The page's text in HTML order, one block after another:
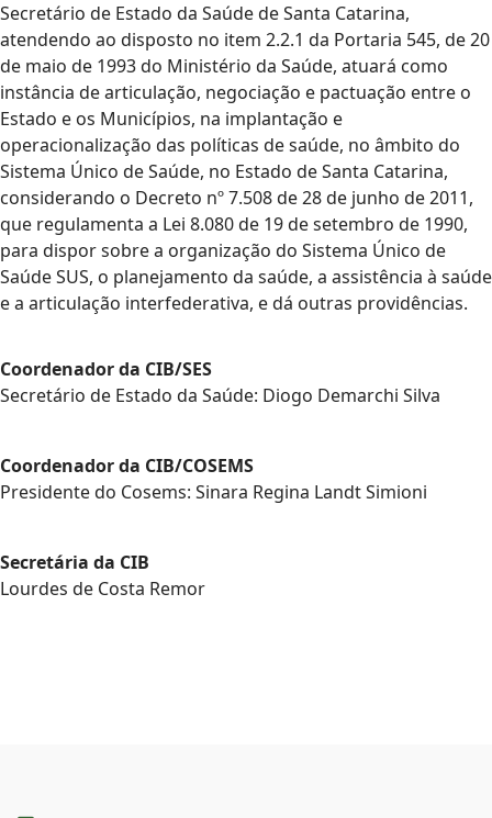
Secretário de Estado da Saúde de Santa Catarina,
atendendo ao disposto no item 2.2.1 da Portaria 545, de 20
de maio de 1993 do Ministério da Saúde, atuará como
instância de articulação, negociação e pactuação entre o
Estado e os Municípios, na implantação e
operacionalização das políticas de saúde, no âmbito do
Sistema Único de Saúde, no Estado de Santa Catarina,
considerando o Decreto nº 7.508 de 28 de junho de 2011,
que regulamenta a Lei 8.080 de 19 de setembro de 1990,
para dispor sobre a organização do Sistema Único de
Saúde SUS, o planejamento da saúde, a assistência à saúde
e a articulação interfederativa, e dá outras providências.
Coordenador da CIB/SES
Secretário de Estado da Saúde: Diogo Demarchi Silva
Coordenador da CIB/COSEMS
Presidente do Cosems: Sinara Regina Landt Simioni
Secretária da CIB
Lourdes de Costa Remor